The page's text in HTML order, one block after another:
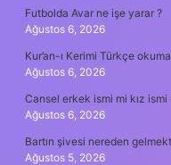
Futbolda Avar ne işe yarar ?
Ağustos 6, 2026
Kur’an-ı Kerimi Türkçe
Ağustos 6, 2026
Cansel erkek ismi mi kız ismi
Ağustos 6, 2026
Bartın şivesi nereden
Ağustos 5, 2026